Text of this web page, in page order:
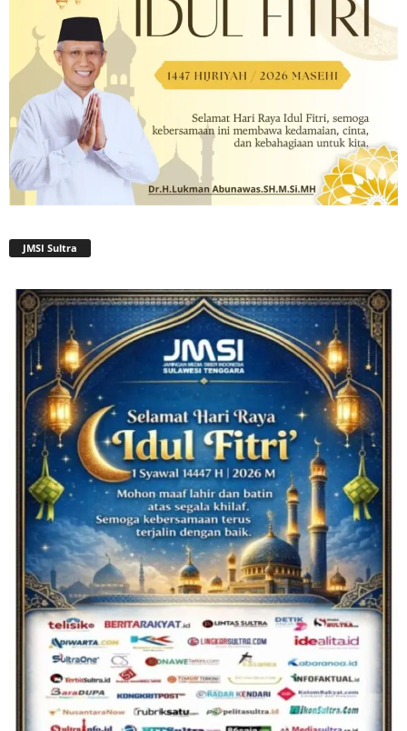
JMSI Sultra